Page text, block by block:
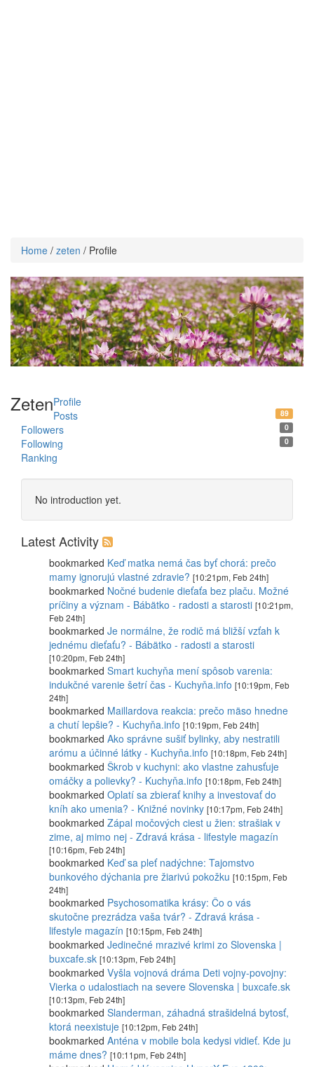
Home / zeten / Profile
ZetenProfile
Posts
89
Followers 0
Following 0
Ranking
No introduction yet.
Latest Activity
bookmarked Keď matka nemá čas byť chorá: prečo
mamy ignorujú vlastné zdravie? [10:21pm, Feb 24th]
bookmarked Nočné budenie dieťaťa bez plaču. Možné
príčiny a význam - Bábätko - radosti a starosti [10:21pm,
Feb 24th]
bookmarked Je normálne, že rodič má bližší vzťah k
jednému dieťaťu? - Bábätko - radosti a starosti
[10:20pm, Feb 24th]
bookmarked Smart kuchyňa mení spôsob varenia:
indukčné varenie šetrí čas - Kuchyňa.info [10:19pm, Feb
24th]
bookmarked Maillardova reakcia: prečo mäso hnedne
a chutí lepšie? - Kuchyňa.info [10:19pm, Feb 24th]
bookmarked Ako správne sušiť bylinky, aby nestratili
arómu a účinné látky - Kuchyňa.info [10:18pm, Feb 24th]
bookmarked Škrob v kuchyni: ako vlastne zahusťuje
omáčky a polievky? - Kuchyňa.info [10:18pm, Feb 24th]
bookmarked Oplatí sa zbierať knihy a investovať do
kníh ako umenia? - Knižné novinky [10:17pm, Feb 24th]
bookmarked Zápal močových ciest u žien: strašiak v
zime, aj mimo nej - Zdravá krása - lifestyle magazín
[10:16pm, Feb 24th]
bookmarked Keď sa pleť nadýchne: Tajomstvo
bunkového dýchania pre žiarivú pokožku [10:15pm, Feb
24th]
bookmarked Psychosomatika krásy: Čo o vás
skutočne prezrádza vaša tvár? - Zdravá krása -
lifestyle magazín [10:15pm, Feb 24th]
bookmarked Jedinečné mrazivé krimi zo Slovenska |
buxcafe.sk [10:13pm, Feb 24th]
bookmarked Vyšla vojnová dráma Deti vojny-povojny:
Vierka o udalostiach na severe Slovenska | buxcafe.sk
[10:13pm, Feb 24th]
bookmarked Slanderman, záhadná strašidelná bytosť,
ktorá neexistuje [10:12pm, Feb 24th]
bookmarked Anténa v mobile bola kedysi vidieť. Kde ju
máme dnes? [10:11pm, Feb 24th]